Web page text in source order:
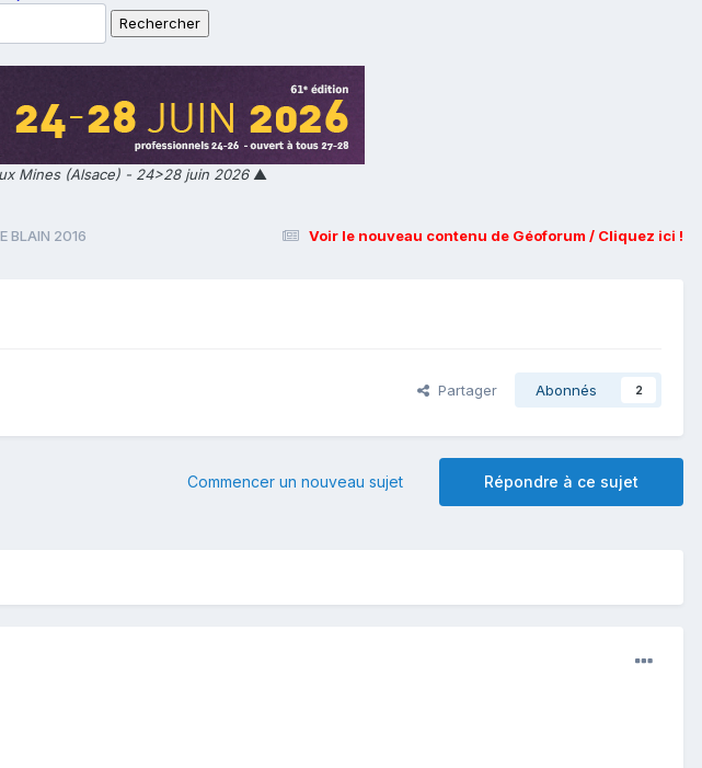
Mines (Alsace) - 24>28 juin 2026▲
Voir le nouveau contenu de Géoforum / Cliquez ici !
BLAIN 2016
Partager Abonnés 2
Répondre à ce sujet
Commencer un nouveau sujet